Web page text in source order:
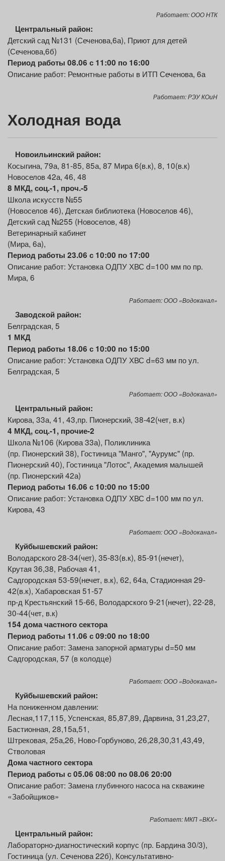
Работает: ООО НТК
Центральный район:
Детский сад №131 (Сеченова,6а), Приют для детей
(Сеченова,6б)
Период работы 08.06 с 11:00 по 16:00
Описание работ: Ремонтные работы в ИТП Сеченова, 6а
Работает: РЭУ КОиН
Холодная вода
Новоильинский район:
Косыгина, 79а, 81-85, 85а, 87 Мира 6(в.к), 8, 10(в.к)
Новоселов 42а, 46, 48
8 МКД, соц.-1, проч.-5
Школа искусств №55
(Новоселов 46), Детская библиотека (Новоселов 46),
Детский сад №255 (Новоселов, 48)
Ветеринарный кабинет
(Мира, 6а),
Период работы 23.06 с 10:00 по 17:00
Описание работ: Установка ОДПУ ХВС d=100 мм по пр.
Мира, 6
Работает: ООО «Водоканал»
Заводской район:
Белградская, 5
1 МКД
Период работы 18.06 с 10:00 по 15:00
Описание работ: Установка ОДПУ ХВС d=63 мм по ул.
Белградская, 5
Работает: ООО «Водоканал»
Центральный район:
Кирова, 33а, 41, 43,пр. Пионерский, 38-42(чет, в.к)
4 МКД, соц.-1, прочие-2
Школа №106 (Кирова 33а), Поликлиника
(пр. Пионерский 38), Гостиница "Манго", "Аурумс" (пр.
Пионерский 40), Гостиница "Лотос", Академия малышей
(пр. Пионерский 42а)
Период работы 16.06 с 10:00 по 15:00
Описание работ: Установка ОДПУ ХВС d=100 мм по ул.
Кирова, 43
Работает: ООО «Водоканал»
Куйбышевский район:
Володарского 28-34(чет), 35-83(в.к), 85-91(нечет),
Крутая 36,38, Рабочая 41,
Садгородская 53-59(нечет, в.к), 62, 64а, Стадионная 29-
42(в.к), Хабаровская 51-57
пр-д Крестьянский 15-66, Володарского 9-21(нечет), 22-28,
30-44(чет, в.к)
154 дома частного сектора
Период работы 11.06 с 09:00 по 18:00
Описание работ: Замена запорной арматуры d=50 мм
Садгородская, 57 (в колодце)
Работает: ООО «Водоканал»
Куйбышевский район:
На пониженном давлении:
Лесная,117,115, Успенская, 85,87,89, Дарвина, 31,23,27,
Бастионная, 28,15а,51,
Штрековая, 25а,26, Ново-Горбуново, 26,28,30,31,43,49,
Стволовая
Дома частного сектора
Период работы с 05.06 08:00 по 08.06 20:00
Описание работ: Замена глубинного насоса на скважине
«Забойщиков»
Работает: МКП «ВКХ»
Центральный район:
Лабораторно-диагностический корпус (пр. Бардина 30/3),
Гостиница (ул. Сеченова 22б), Консультативно-